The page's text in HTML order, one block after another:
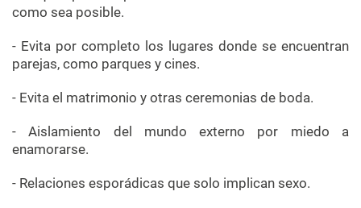
como sea posible.
- Evita por completo los lugares donde se encuentran
parejas, como parques y cines.
- Evita el matrimonio y otras ceremonias de boda.
- Aislamiento del mundo externo por miedo a
enamorarse.
- Relaciones esporádicas que solo implican sexo.